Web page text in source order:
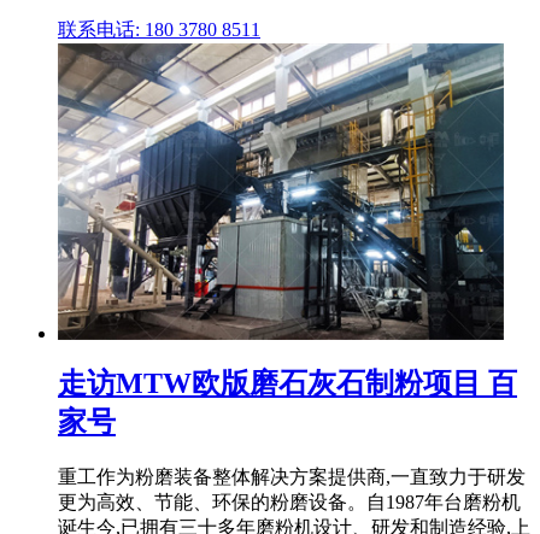
联系电话: 180 3780 8511
走访MTW欧版磨石灰石制粉项目 百
家号
重工作为粉磨装备整体解决方案提供商,一直致力于研发
更为高效、节能、环保的粉磨设备。自1987年台磨粉机
诞生今,已拥有三十多年磨粉机设计、研发和制造经验,上